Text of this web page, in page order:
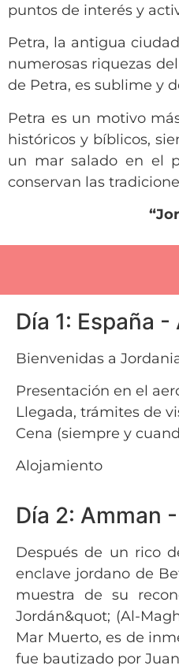
puntos de interés y
Petra, la antigua
numerosas riquezas
de Petra, es sublime y
Petra es un motivo
históricos y bíblicos,
un mar salado en el
conservan las
Día 1: España -
Bienvenidas a
Presentación en el
Llegada, trámites de
Cena (siempre y
Alojamiento
Día 2: Amman
Después de un rico
enclave jordano de
muestra de su
Jordán&quot; (Al-
Mar Muerto, es de
fue bautizado por